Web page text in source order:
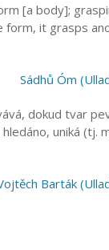
[a body];
form, it grasps
Sádhů Óm
dokud tvar
uniká (tj.
Barták